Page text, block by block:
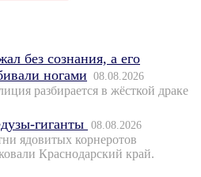
без сознания, а его
ногами 08.08.2026
разбирается в жёсткой драке
гиганты 08.08.2026
ядовитых корнеротов
Краснодарский край.